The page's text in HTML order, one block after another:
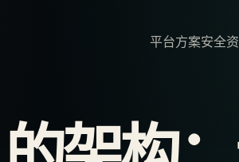
平台方案安全